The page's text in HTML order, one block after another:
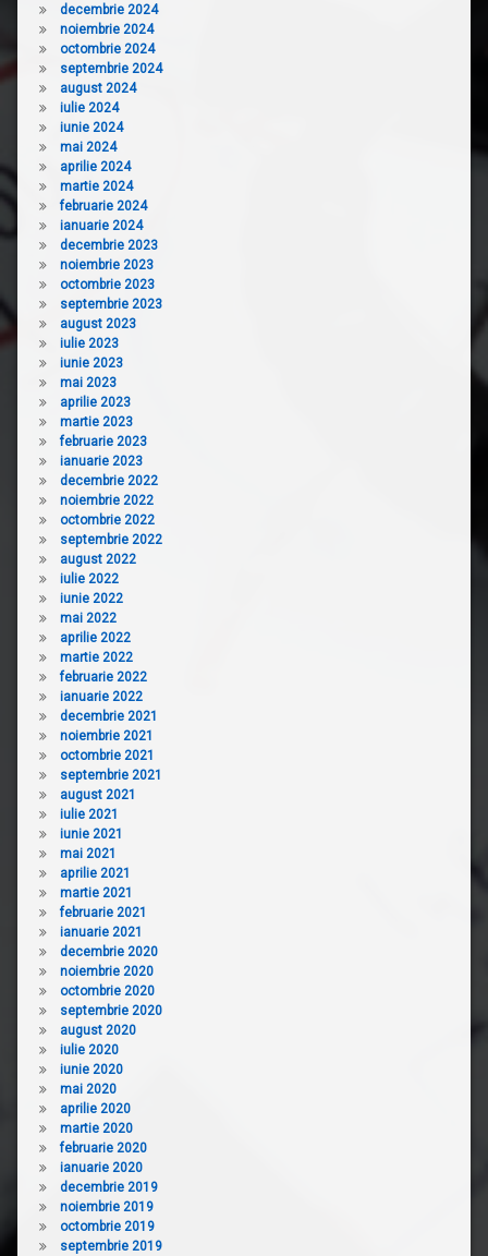
decembrie 2024
noiembrie 2024
octombrie 2024
septembrie 2024
august 2024
iulie 2024
iunie 2024
mai 2024
aprilie 2024
martie 2024
februarie 2024
ianuarie 2024
decembrie 2023
noiembrie 2023
octombrie 2023
septembrie 2023
august 2023
iulie 2023
iunie 2023
mai 2023
aprilie 2023
martie 2023
februarie 2023
ianuarie 2023
decembrie 2022
noiembrie 2022
octombrie 2022
septembrie 2022
august 2022
iulie 2022
iunie 2022
mai 2022
aprilie 2022
martie 2022
februarie 2022
ianuarie 2022
decembrie 2021
noiembrie 2021
octombrie 2021
septembrie 2021
august 2021
iulie 2021
iunie 2021
mai 2021
aprilie 2021
martie 2021
februarie 2021
ianuarie 2021
decembrie 2020
noiembrie 2020
octombrie 2020
septembrie 2020
august 2020
iulie 2020
iunie 2020
mai 2020
aprilie 2020
martie 2020
februarie 2020
ianuarie 2020
decembrie 2019
noiembrie 2019
octombrie 2019
septembrie 2019